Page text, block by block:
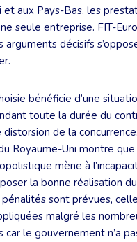
et aux Pays-Bas, les
seule entreprise. FIT-
arguments décisifs
bénéficie d’une
toute la durée du
de la concurrence.
Royaume-Uni montre
mène à
la bonne réalisation
sont prévues,
malgré les
car le gouvernement n’a